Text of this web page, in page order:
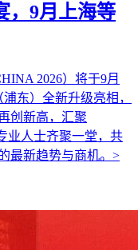
，9月上海等
2026）将于9月
东）全新升级亮相，
创新高，汇聚
业人士齐聚一堂，共
最新趋势与商机。>